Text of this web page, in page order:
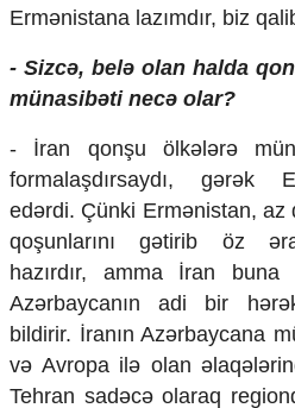
Ermənistana lazımdır, biz
- Sizcə, belə olan halda
münasibəti necə olar?
- İran qonşu ölkələrə
formalaşdırsaydı, gərək
edərdi. Çünki Ermənistan, az
qoşunlarını gətirib öz
hazırdır, amma İran
Azərbaycanın adi bir
bildirir. İranın Azərbaycana
və Avropa ilə olan
Tehran sadəcə olaraq